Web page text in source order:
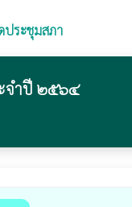
ประชุมสภา
จำปี ๒๕๖๔